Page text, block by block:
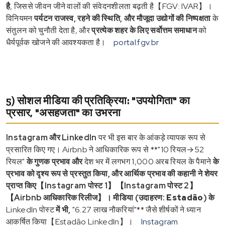
है, जिससे जीवन जीने वालों की संवेदनशीलता बढ़ती है【FGV: IVAR】।
विनियमनपर्यटन राजस्व, रहने की स्थिति, और मौजूदा उद्योगों की निष्पक्षताके
संतुलन को चुनौती देता है, औरप्रत्येक शहर के लिए सर्वोत्तम समाधानको
धैर्यपूर्वक खोजने की आवश्यकता है।
portal.fgv.br
5) सोशल मीडिया की प्रतिक्रिया: "उपयोगिता" का
प्रसार, "असहजता" का उभरना
Instagram और LinkedInपर भी इस बार के आंकड़े व्यापक रूप से
प्रसारित किए गए। Airbnb ने आधिकारिक रूप से **"10 रियल→52
रियल"के गुणक प्रभाव औरदेश भर में लगभग 1,000 अरब रियल के पैमानेके
प्रभाव को दृश्य रूप से प्रस्तुत किया, औरआर्थिक प्रभाव की कहानीने शेयर
प्राप्त किए【Instagram पोस्ट 1】【Instagram पोस्ट 2】
【Airbnb आधिकारिक रिलीज】। मीडिया (उदाहरण: Estadão) के
LinkedIn पोस्टमें भी, "6.27 लाख नौकरियां"** जैसे शीर्षकों ने ध्यान
आकर्षित किया【Estadão LinkedIn】।
Instagram